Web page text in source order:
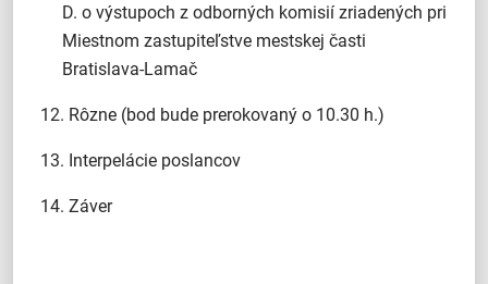
D. o výstupoch z odborných komisií zriadených pri
Miestnom zastupiteľstve mestskej časti
Bratislava-Lamač
12. Rôzne (bod bude prerokovaný o 10.30 h.)
13. Interpelácie poslancov
14. Záver